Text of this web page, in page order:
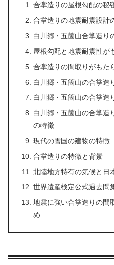
合掌造りの屋根勾配の秘
合掌造りの地震耐震設計
白川郷・五箇山合掌造り
屋根勾配と地震耐震性が
合掌造りの間取りがもた
白川郷・五箇山の合掌造
白川郷・五箇山の合掌造
白川郷・五箇山の合掌造
の特徴
現代の雪国の建物の特徴
合掌造りの特徴と背景
北陸地方特有の気候と日
世界遺産検定公式過去問
地震に強い合掌造りの間
め